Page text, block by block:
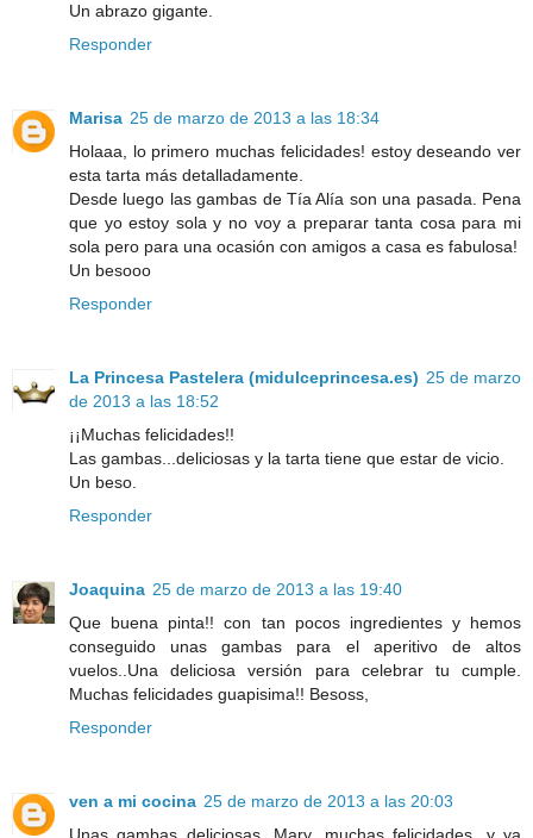
Un abrazo gigante.
Responder
Marisa 25 de marzo de 2013 a las 18:34
Holaaa, lo primero muchas felicidades! estoy deseando ver
esta tarta más detalladamente.
Desde luego las gambas de Tía Alía son una pasada. Pena
que yo estoy sola y no voy a preparar tanta cosa para mi
sola pero para una ocasión con amigos a casa es fabulosa!
Un besooo
Responder
La Princesa Pastelera (midulceprincesa.es) 25 de marzo
de 2013 a las 18:52
¡¡Muchas felicidades!!
Las gambas...deliciosas y la tarta tiene que estar de vicio.
Un beso.
Responder
Joaquina 25 de marzo de 2013 a las 19:40
Que buena pinta!! con tan pocos ingredientes y hemos
conseguido unas gambas para el aperitivo de altos
vuelos..Una deliciosa versión para celebrar tu cumple.
Muchas felicidades guapisima!! Besoss,
Responder
ven a mi cocina 25 de marzo de 2013 a las 20:03